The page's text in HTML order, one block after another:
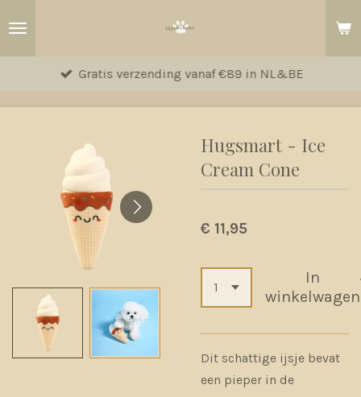
hoofdinhoud
Gratis verzending vanaf €89 in NL&BE
Hugsmart - Ice
Cream Cone
€ 11,95
In
winkelwagen
Dit schattige ijsje bevat
een pieper in de